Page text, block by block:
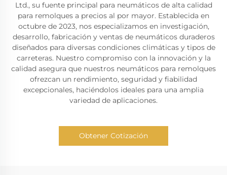
Ltd., su fuente principal para neumáticos de alta calidad
para remolques a precios al por mayor. Establecida en
octubre de 2023, nos especializamos en investigación,
desarrollo, fabricación y ventas de neumáticos duraderos
diseñados para diversas condiciones climáticas y tipos de
carreteras. Nuestro compromiso con la innovación y la
calidad asegura que nuestros neumáticos para remolques
ofrezcan un rendimiento, seguridad y fiabilidad
excepcionales, haciéndolos ideales para una amplia
variedad de aplicaciones.
Obtener Cotización